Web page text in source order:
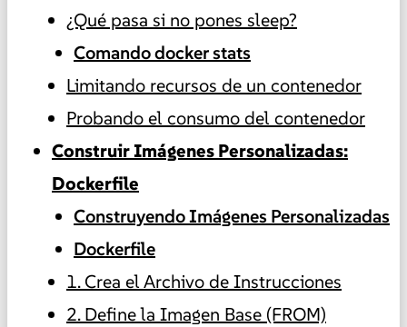
¿Qué pasa si no pones sleep?
Comando docker stats
Limitando recursos de un contenedor
Probando el consumo del contenedor
Construir Imágenes Personalizadas:
Dockerfile
Construyendo Imágenes Personalizadas
Dockerfile
1. Crea el Archivo de Instrucciones
2. Define la Imagen Base (FROM)